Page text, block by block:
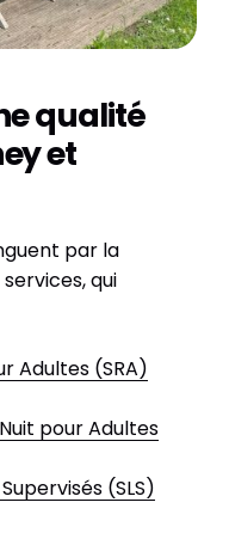
qualité
et
par la
qui
Adultes (SRA)
pour Adultes
(SLS)